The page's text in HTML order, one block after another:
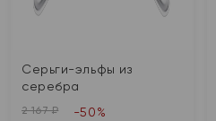
Серьги-эльфы из
серебра
2 167 ₽ -50%